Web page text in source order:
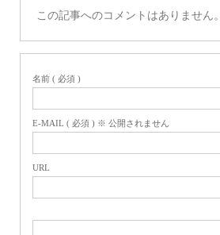
この記事へのコメントはありません。
名前 ( 必須 )
E-MAIL ( 必須 ) ※ 公開されません
URL